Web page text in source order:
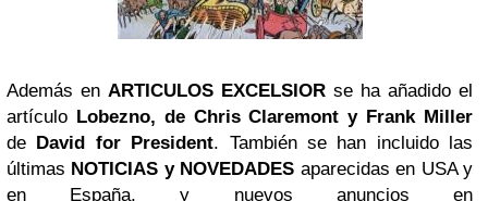
Además en ARTICULOS EXCELSIOR se ha añadido el
artículo Lobezno, de Chris Claremont y Frank Miller
de David for President. También se han incluido las
últimas NOTICIAS y NOVEDADES aparecidas en USA y
en España, y nuevos anuncios en